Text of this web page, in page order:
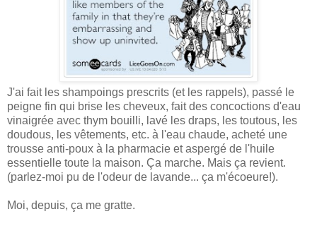
J'ai fait les shampoings prescrits (et les rappels), passé le
peigne fin qui brise les cheveux, fait des concoctions d'eau
vinaigrée avec thym bouilli, lavé les draps, les toutous, les
doudous, les vêtements, etc. à l'eau chaude, acheté une
trousse anti-poux à la pharmacie et aspergé de l'huile
essentielle toute la maison. Ça marche. Mais ça revient.
(parlez-moi pu de l'odeur de lavande... ça m'écoeure!).
Moi, depuis, ça me gratte.